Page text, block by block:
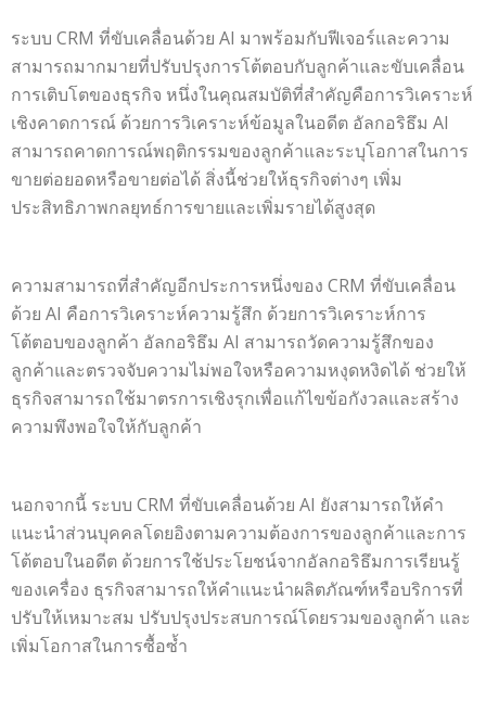
ระบบ CRM ที่ขับเคลื่อนด้วย AI มาพร้อมกับฟีเจอร์และความ
สามารถมากมายที่ปรับปรุงการโต้ตอบกับลูกค้าและขับเคลื่อน
การเติบโตของธุรกิจ หนึ่งในคุณสมบัติที่สำคัญคือการวิเคราะห์
เชิงคาดการณ์ ด้วยการวิเคราะห์ข้อมูลในอดีต อัลกอริธึม AI
สามารถคาดการณ์พฤติกรรมของลูกค้าและระบุโอกาสในการ
ขายต่อยอดหรือขายต่อได้ สิ่งนี้ช่วยให้ธุรกิจต่างๆ เพิ่ม
ประสิทธิภาพกลยุทธ์การขายและเพิ่มรายได้สูงสุด
ความสามารถที่สำคัญอีกประการหนึ่งของ CRM ที่ขับเคลื่อน
ด้วย AI คือการวิเคราะห์ความรู้สึก ด้วยการวิเคราะห์การ
โต้ตอบของลูกค้า อัลกอริธึม AI สามารถวัดความรู้สึกของ
ลูกค้าและตรวจจับความไม่พอใจหรือความหงุดหงิดได้ ช่วยให้
ธุรกิจสามารถใช้มาตรการเชิงรุกเพื่อแก้ไขข้อกังวลและสร้าง
ความพึงพอใจให้กับลูกค้า
นอกจากนี้ ระบบ CRM ที่ขับเคลื่อนด้วย AI ยังสามารถให้คำ
แนะนำส่วนบุคคลโดยอิงตามความต้องการของลูกค้าและการ
โต้ตอบในอดีต ด้วยการใช้ประโยชน์จากอัลกอริธึมการเรียนรู้
ของเครื่อง ธุรกิจสามารถให้คำแนะนำผลิตภัณฑ์หรือบริการที่
ปรับให้เหมาะสม ปรับปรุงประสบการณ์โดยรวมของลูกค้า และ
เพิ่มโอกาสในการซื้อซ้ำ